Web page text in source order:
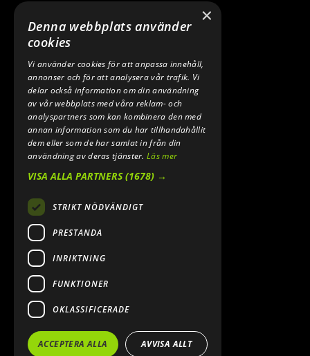
TELEFON:
0640 200 50
E-POST:
INFO@SPEEDSHOPEN.SE
ÅNGRA MITT KÖP
2026. ALL RIGHTS RESERVED.
POWERED BY EMPORI CMS
×
Denna webbplats använder
cookies
Vi använder cookies för att anpassa innehåll,
annonser och för att analysera vår trafik. Vi
delar också information om din användning
av vår webbplats med våra reklam- och
analyspartners som kan kombinera den med
annan information som du har tillhandahållit
dem eller som de har samlat in från din
användning av deras tjänster.Läs mer
VISA ALLA PARTNERS(1678) →
STRIKT NÖDVÄNDIGT
PRESTANDA
INRIKTNING
FUNKTIONER
OKLASSIFICERADE
ACCEPTERA ALLA AVVISA ALLT